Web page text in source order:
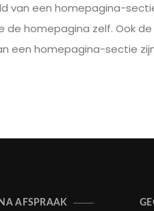
van een homepagina-
de homepagina zelf. Ook
een homepagina-sectie
AFSPRAAK